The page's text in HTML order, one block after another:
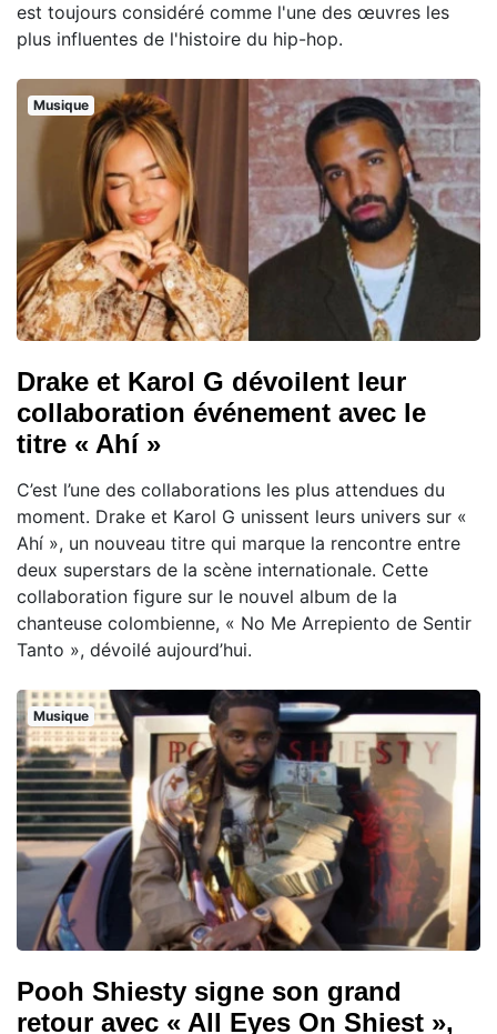
est toujours considéré comme l'une des œuvres les
plus influentes de l'histoire du hip-hop.
Musique
Drake et Karol G dévoilent leur
collaboration événement avec le
titre « Ahí »
C’est l’une des collaborations les plus attendues du
moment. Drake et Karol G unissent leurs univers sur «
Ahí », un nouveau titre qui marque la rencontre entre
deux superstars de la scène internationale. Cette
collaboration figure sur le nouvel album de la
chanteuse colombienne, « No Me Arrepiento de Sentir
Tanto », dévoilé aujourd’hui.
Musique
Pooh Shiesty signe son grand
retour avec « All Eyes On Shiest »,